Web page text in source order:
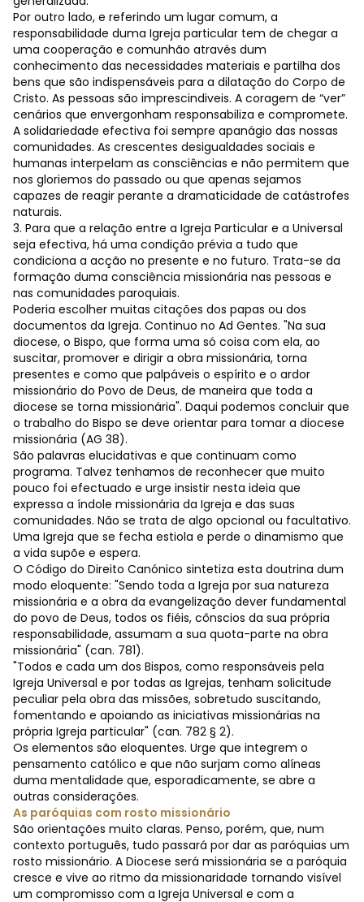
Por outro lado, e referindo um lugar comum, a
responsabilidade duma Igreja particular tem de chegar a
uma cooperação e comunhão através dum
conhecimento das necessidades materiais e partilha dos
bens que são indispensáveis para a dilatação do Corpo de
Cristo. As pessoas são imprescindiveis. A coragem de “ver”
cenários que envergonham responsabiliza e compromete.
A solidariedade efectiva foi sempre apanágio das nossas
comunidades. As crescentes desigualdades sociais e
humanas interpelam as consciências e não permitem que
nos gloriemos do passado ou que apenas sejamos
capazes de reagir perante a dramaticidade de catástrofes
naturais.
3. Para que a relação entre a Igreja Particular e a Universal
seja efectiva, há uma condição prévia a tudo que
condiciona a acção no presente e no futuro. Trata-se da
formação duma consciência missionária nas pessoas e
nas comunidades paroquiais.
Poderia escolher muitas citações dos papas ou dos
documentos da Igreja. Continuo no Ad Gentes. "Na sua
diocese, o Bispo, que forma uma só coisa com ela, ao
suscitar, promover e dirigir a obra missionária, torna
presentes e como que palpáveis o espírito e o ardor
missionário do Povo de Deus, de maneira que toda a
diocese se torna missionária". Daqui podemos concluir que
o trabalho do Bispo se deve orientar para tomar a diocese
missionária (AG 38).
São palavras elucidativas e que continuam como
programa. Talvez tenhamos de reconhecer que muito
pouco foi efectuado e urge insistir nesta ideia que
expressa a índole missionária da Igreja e das suas
comunidades. Não se trata de algo opcional ou facultativo.
Uma Igreja que se fecha estiola e perde o dinamismo que
a vida supõe e espera.
O Código do Direito Canónico sintetiza esta doutrina dum
modo eloquente: "Sendo toda a Igreja por sua natureza
missionária e a obra da evangelização dever fundamental
do povo de Deus, todos os fiéis, cônscios da sua própria
responsabilidade, assumam a sua quota-parte na obra
missionária" (can. 781).
"Todos e cada um dos Bispos, como responsáveis pela
Igreja Universal e por todas as Igrejas, tenham solicitude
peculiar pela obra das missões, sobretudo suscitando,
fomentando e apoiando as iniciativas missionárias na
própria Igreja particular" (can. 782 § 2).
Os elementos são eloquentes. Urge que integrem o
pensamento católico e que não surjam como alíneas
duma mentalidade que, esporadicamente, se abre a
outras considerações.
As paróquias com rosto missionário
São orientações muito claras. Penso, porém, que, num
contexto português, tudo passará por dar as paróquias um
rosto missionário. A Diocese será missionária se a paróquia
cresce e vive ao ritmo da missionaridade tornando visível
um compromisso com a Igreja Universal e com a